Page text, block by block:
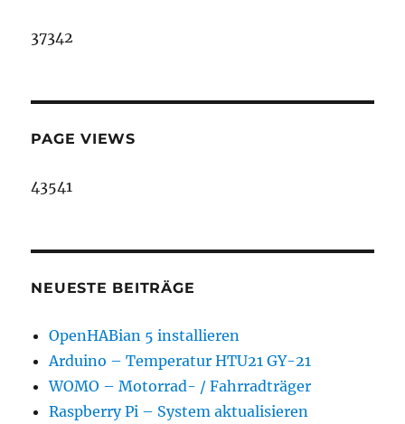
37342
PAGE VIEWS
43541
NEUESTE BEITRÄGE
OpenHABian 5 installieren
Arduino – Temperatur HTU21 GY-21
WOMO – Motorrad- / Fahrradträger
Raspberry Pi – System aktualisieren